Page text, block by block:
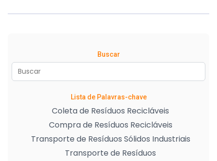
Buscar
Lista de Palavras-chave
Coleta de Resíduos Recicláveis
Compra de Resíduos Recicláveis
Transporte de Resíduos Sólidos Industriais
Transporte de Resíduos